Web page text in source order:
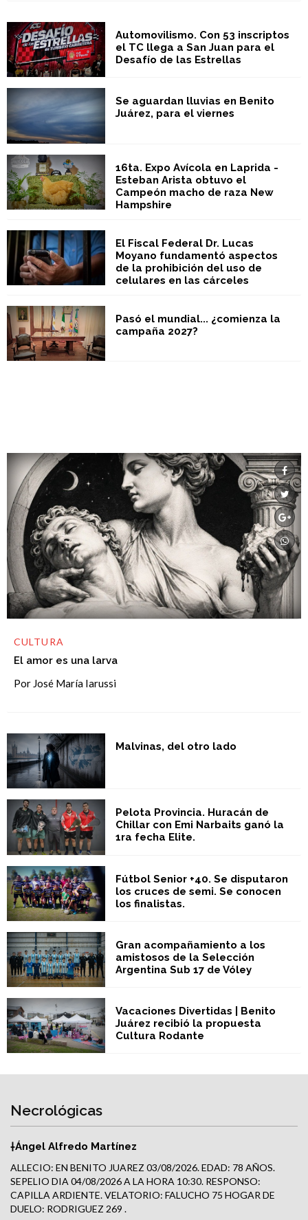
Automovilismo. Con 53 inscriptos
el TC llega a San Juan para el
Desafío de las Estrellas
Se aguardan lluvias en Benito
Juárez, para el viernes
16ta. Expo Avícola en Laprida -
Esteban Arista obtuvo el
Campeón macho de raza New
Hampshire
El Fiscal Federal Dr. Lucas
Moyano fundamentó aspectos
de la prohibición del uso de
celulares en las cárceles
Pasó el mundial... ¿comienza la
campaña 2027?
CULTURA
El amor es una larva
Por José María Iarussi
Malvinas, del otro lado
Pelota Provincia. Huracán de
Chillar con Emi Narbaits ganó la
1ra fecha Elite.
Fútbol Senior +40. Se disputaron
los cruces de semi. Se conocen
los finalistas.
Gran acompañamiento a los
amistosos de la Selección
Argentina Sub 17 de Vóley
Vacaciones Divertidas | Benito
Juárez recibió la propuesta
Cultura Rodante
Necrológicas
†Ángel Alfredo Martínez
ALLECIO: EN BENITO JUAREZ 03/08/2026. EDAD: 78 AÑOS.
SEPELIO DIA 04/08/2026 A LA HORA 10:30. RESPONSO:
CAPILLA ARDIENTE. VELATORIO: FALUCHO 75 HOGAR DE
DUELO: RODRIGUEZ 269 .